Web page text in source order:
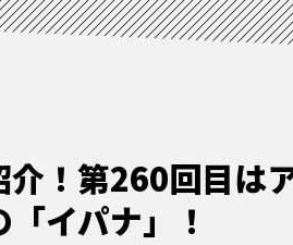
！第260回目は
イパナ」！